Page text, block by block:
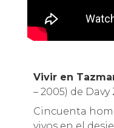
Vivir en
– 2005) de
Cincuenta